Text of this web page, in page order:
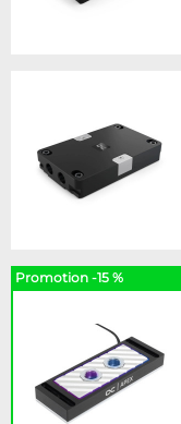
Promotion -15 %